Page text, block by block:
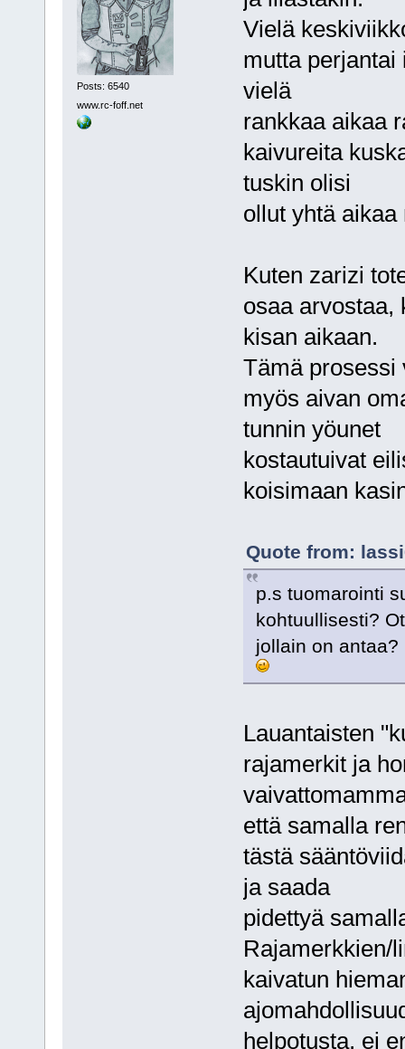
Posts: 6540
www.rc-foff.net
Vielä
mutta
vielä
rankkaa aikaa
kaivureita
tuskin olisi
ollut yhtä
Kuten zarizi
osaa arvostaa,
kisan aikaan.
Tämä prosessi
myös aivan
tunnin yöunet
kostautuivat
koisimaan
Quote from:
p.s tuomarointi
kohtuullisesti?
jollain on
Lauantaisten
rajamerkit ja
että samalla
tästä
ja saada
pidettyä
Rajamerkkien/
kaivatun
helpotusta, ei